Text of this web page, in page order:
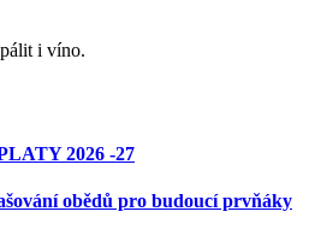
i víno.
2026 -27
obědů pro budoucí prvňáky